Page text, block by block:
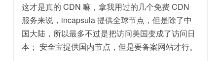
这才是真的 CDN 嘛，拿我用过的几个免费 CDN
服务来说，incapsula 提供全球节点，但是除了中
国大陆，所以最多不过是把访问美国变成了访问日
本； 安全宝提供国内节点，但是要备案网站才行。